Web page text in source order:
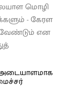
மொழி
- கேரள
என